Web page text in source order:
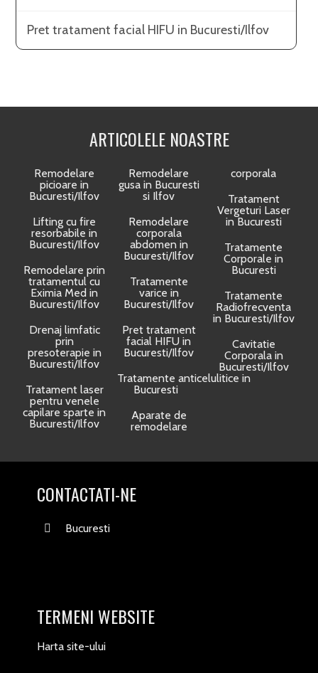
Pret tratament facial HIFU in Bucuresti/Ilfov
ARTICOLELE NOASTRE
Remodelare
picioare in
Bucuresti/Ilfov
Lifting cu fire
resorbabile in
Bucuresti/Ilfov
Remodelare prin
tratamentul cu
Eximia Med in
Bucuresti/Ilfov
Drenaj limfatic
prin
presoterapie in
Bucuresti/Ilfov
Tratament laser
pentru venele
capilare sparte in
Bucuresti/Ilfov
Remodelare
gusa in Bucuresti
si Ilfov
Remodelare
corporala
abdomen in
Bucuresti/Ilfov
Tratamente
varice in
Bucuresti/Ilfov
Pret tratament
facial HIFU in
Bucuresti/Ilfov
Tratamente anticelulitice in
Bucuresti
Aparate de
remodelare
corporala
Tratament
Vergeturi Laser
in Bucuresti
Tratamente
Corporale in
Bucuresti
Tratamente
Radiofrecventa
in Bucuresti/Ilfov
Cavitatie
Corporala in
Bucuresti/Ilfov
CONTACTATI-NE
Bucuresti
TERMENI WEBSITE
Harta site-ului